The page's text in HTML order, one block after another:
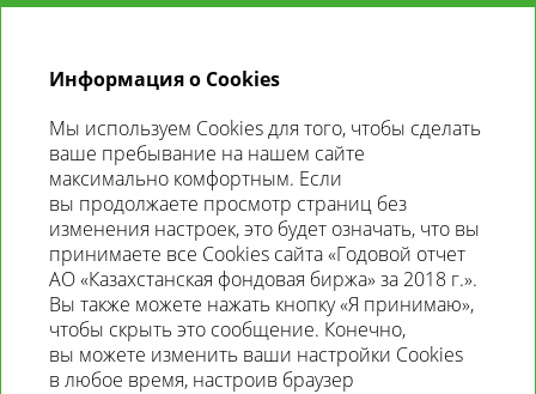
РАЗВИТИЕ КОРПОРАТИВНОГО
ИНТЕРНЕТ САЙТА
В период реализации Стратегии 2016–2018 были
проведены работы, направленные
на модернизацию корпоративного сайта. Новая
версия официального
интернет-сайтабыла
запущена с 03 января 2018 года. В 2018 году работа
велась по двум направлениям — тестирование
работоспособности сайта и наращивание новых
Информация о Cookies
Мы используем Cookies для того, чтобы сделать
ваше пребывание на нашем сайте
максимально комфортным. Если
вы продолжаете просмотр страниц без
изменения настроек, это будет означать, что вы
принимаете все Cookies сайта «Годовой отчет
АО «Казахстанская фондовая биржа» за 2018 г.».
Вы также можете нажать кнопку «Я принимаю»,
чтобы скрыть это сообщение. Конечно,
вы можете изменить ваши настройки Cookies
в любое время, настроив браузер